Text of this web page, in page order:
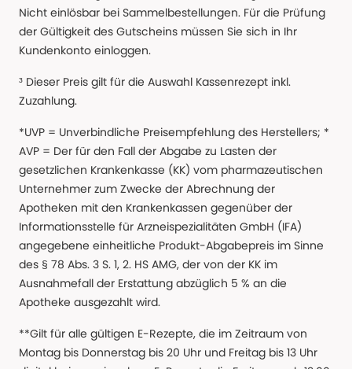
Nicht einlösbar bei Sammelbestellungen. Für die Prüfung
der Gültigkeit des Gutscheins müssen Sie sich in Ihr
Kundenkonto einloggen.
³ Dieser Preis gilt für die Auswahl Kassenrezept inkl.
Zuzahlung.
*UVP = Unverbindliche Preisempfehlung des Herstellers; *
AVP = Der für den Fall der Abgabe zu Lasten der
gesetzlichen Krankenkasse (KK) vom pharmazeutischen
Unternehmer zum Zwecke der Abrechnung der
Apotheken mit den Krankenkassen gegenüber der
Informationsstelle für Arzneispezialitäten GmbH (IFA)
angegebene einheitliche Produkt-Abgabepreis im Sinne
des § 78 Abs. 3 S. 1, 2. HS AMG, der von der KK im
Ausnahmefall der Erstattung abzüglich 5 % an die
Apotheke ausgezahlt wird.
**Gilt für alle gültigen E-Rezepte, die im Zeitraum von
Montag bis Donnerstag bis 20 Uhr und Freitag bis 13 Uhr